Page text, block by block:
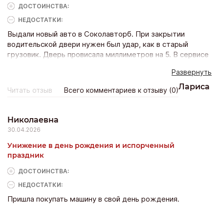
убито напрочь.
ДОСТОИНCТВА:
НЕДОСТАТКИ:
Выдали новый авто в Соколавторб. При закрытии
водительской двери нужен был удар, как в старый
грузовик. Дверь провисала миллиметров на 5. В сервисе
ничего не будем делать, привыкайте». Написал на завод
— ответили, что брак. Салон молчит. Получил новое авто
с браком и циничный отказ. В суд.
Развернуть
Читать отзыв Всего комментариев к отзыву (0)Лариса
Николаевна
30.04.2026
Унижение в день рождения и испорченный
праздник
ДОСТОИНCТВА:
НЕДОСТАТКИ:
Пришла покупать машину в свой день рождения.